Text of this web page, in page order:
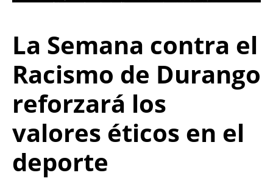
La Semana contra el
Racismo de Durango
reforzará los
valores éticos en el
deporte